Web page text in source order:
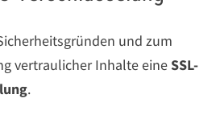
und zum
vertraulicher Inhalte eineSSL-
.